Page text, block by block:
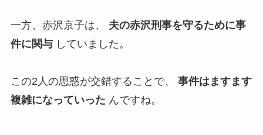
一方、赤沢京子は、 夫の赤沢刑事を守るために事
件に関与していました。
この2人の思惑が交錯することで、 事件はますます
複雑になっていった んですね。